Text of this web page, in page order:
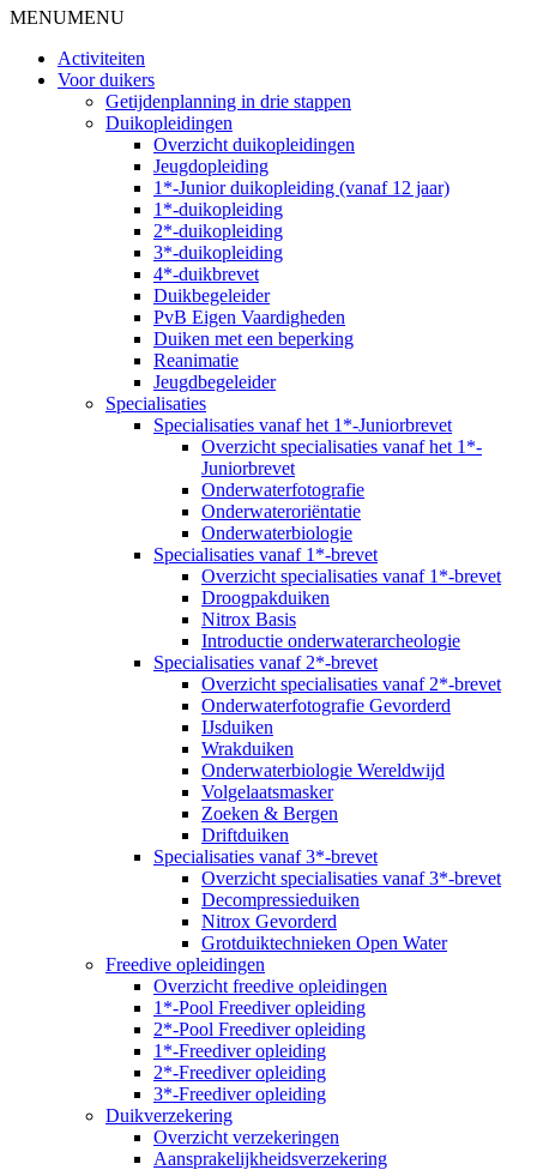
MENUMENU
Activiteiten
Voor duikers
Getijdenplanning in drie stappen
Duikopleidingen
Overzicht duikopleidingen
Jeugdopleiding
1*-Junior duikopleiding (vanaf 12 jaar)
1*-duikopleiding
2*-duikopleiding
3*-duikopleiding
4*-duikbrevet
Duikbegeleider
PvB Eigen Vaardigheden
Duiken met een beperking
Reanimatie
Jeugdbegeleider
Specialisaties
Specialisaties vanaf het 1*-Juniorbrevet
Overzicht specialisaties vanaf het 1*-
Juniorbrevet
Onderwaterfotografie
Onderwateroriëntatie
Onderwaterbiologie
Specialisaties vanaf 1*-brevet
Overzicht specialisaties vanaf 1*-brevet
Droogpakduiken
Nitrox Basis
Introductie onderwaterarcheologie
Specialisaties vanaf 2*-brevet
Overzicht specialisaties vanaf 2*-brevet
Onderwaterfotografie Gevorderd
IJsduiken
Wrakduiken
Onderwaterbiologie Wereldwijd
Volgelaatsmasker
Zoeken & Bergen
Driftduiken
Specialisaties vanaf 3*-brevet
Overzicht specialisaties vanaf 3*-brevet
Decompressieduiken
Nitrox Gevorderd
Grotduiktechnieken Open Water
Freedive opleidingen
Overzicht freedive opleidingen
1*-Pool Freediver opleiding
2*-Pool Freediver opleiding
1*-Freediver opleiding
2*-Freediver opleiding
3*-Freediver opleiding
Duikverzekering
Overzicht verzekeringen
Aansprakelijkheidsverzekering